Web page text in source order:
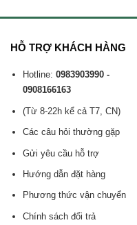
HỖ TRỢ KHÁCH HÀNG
Hotline: 0983903990 -
0908166163
(Từ 8-22h kể cả T7, CN)
Các câu hỏi thường gặp
Gửi yêu cầu hỗ trợ
Hướng dẫn đặt hàng
Phương thức vận chuyển
Chính sách đổi trả